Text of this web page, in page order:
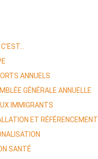
ANNUELS
GÉNÉRALE ANNUELLE
IMMIGRANTS
ET RÉFÉRENCEMENT
SANTÉ